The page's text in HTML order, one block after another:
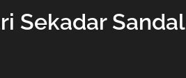
Sekadar Sandal